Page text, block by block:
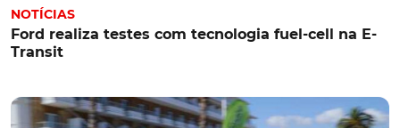
NOTÍCIAS
Ford realiza testes com tecnologia fuel-cell na E-
Transit